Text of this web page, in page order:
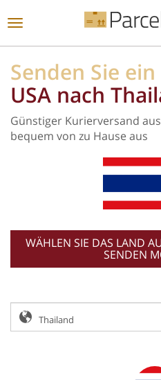
ALLE
Toggle
Senden Sie
USA nach
Günstiger Kurierversand
bequem von zu Hause aus
WÄHLEN SIE DAS LAND
SENDEN